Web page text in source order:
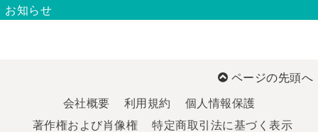
お知らせ
ページの先頭へ
会社概要
利用規約
個人情報保護
著作権および肖像権
特定商取引法に基づく表示